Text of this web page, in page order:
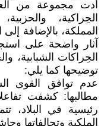
أدت مجموعة من
الحِراكية،
المملكة، بالإضافة
آثار واضحة على
الحِراكات الشبابية،
توضيحها كما يلي:
عدم توافق القوى
مطالبها: كشفت
رئيسية في البلاد،
الملكية وتحالفاتها